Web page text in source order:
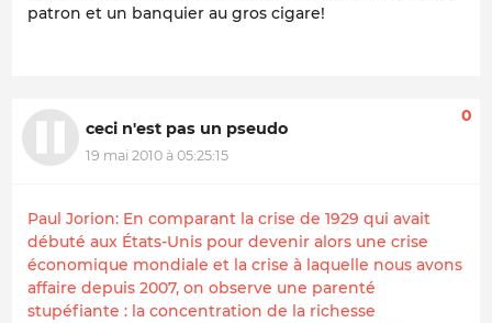
patron et un banquier au gros cigare!
ceci n'est pas un pseudo
19 mai 2010 à 05:25:15
0
Paul Jorion: En comparant la crise de 1929 qui avait
débuté aux États-Unis pour devenir alors une crise
économique mondiale et la crise à laquelle nous avons
affaire depuis 2007, on observe une parenté
stupéfiante : la concentration de la richesse